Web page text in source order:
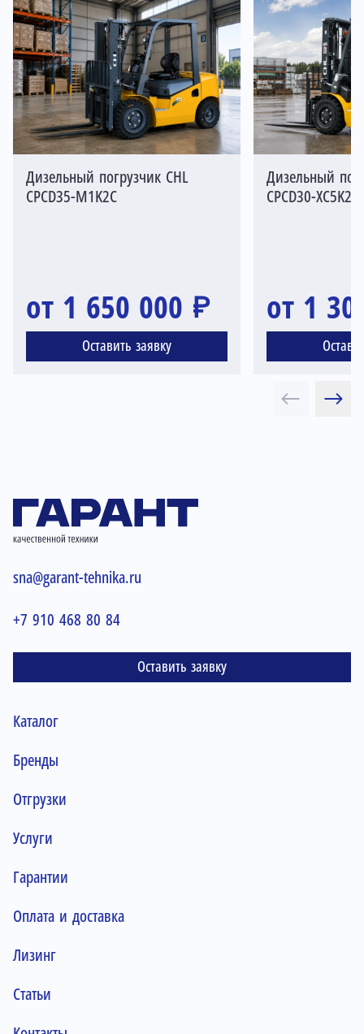
Дизельный погрузчик CHL
CPCD35-M1K2C
от 1 650 000 ₽
Оставить заявку
Дизельный
CPCD30-XC5K2C
от 1
sna@garant-tehnika.ru
+7 910 468 80 84
Оставить заявку
Каталог
Бренды
Отгрузки
Услуги
Гарантии
Оплата и доставка
Лизинг
Статьи